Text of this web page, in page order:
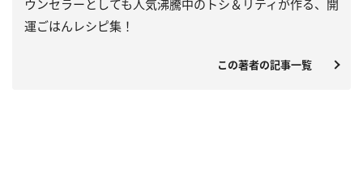
ウンセラーとしても人気沸騰中のトシ＆リティが作る、開
運ごはんレシピ集！
この著者の記事一覧